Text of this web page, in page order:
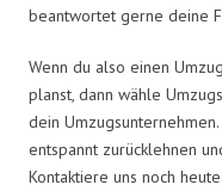
beantwortet gerne deine
Wenn du also einen
planst, dann wähle
dein
entspannt zurücklehnen
Kontaktiere uns noch